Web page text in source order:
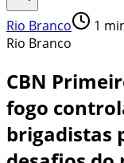
Rio Branco 1
Rio Branco
CBN
fogo
brigadistas